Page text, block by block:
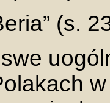
(s.
swe